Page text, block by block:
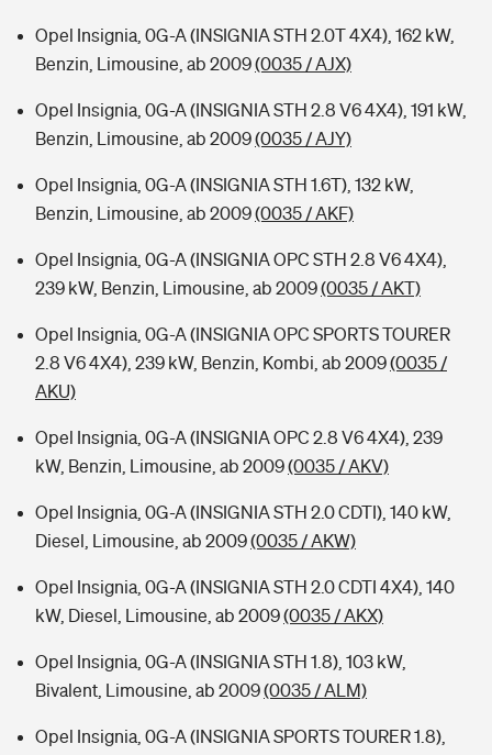
Opel Insignia, 0G-A (INSIGNIA STH 2.0T 4X4), 162 kW,
Benzin, Limousine, ab 2009(0035 / AJX)
Opel Insignia, 0G-A (INSIGNIA STH 2.8 V6 4X4), 191 kW,
Benzin, Limousine, ab 2009(0035 / AJY)
Opel Insignia, 0G-A (INSIGNIA STH 1.6T), 132 kW,
Benzin, Limousine, ab 2009(0035 / AKF)
Opel Insignia, 0G-A (INSIGNIA OPC STH 2.8 V6 4X4),
239 kW, Benzin, Limousine, ab 2009(0035 / AKT)
Opel Insignia, 0G-A (INSIGNIA OPC SPORTS TOURER
2.8 V6 4X4), 239 kW, Benzin, Kombi, ab 2009(0035 /
AKU)
Opel Insignia, 0G-A (INSIGNIA OPC 2.8 V6 4X4), 239
kW, Benzin, Limousine, ab 2009(0035 / AKV)
Opel Insignia, 0G-A (INSIGNIA STH 2.0 CDTI), 140 kW,
Diesel, Limousine, ab 2009(0035 / AKW)
Opel Insignia, 0G-A (INSIGNIA STH 2.0 CDTI 4X4), 140
kW, Diesel, Limousine, ab 2009(0035 / AKX)
Opel Insignia, 0G-A (INSIGNIA STH 1.8), 103 kW,
Bivalent, Limousine, ab 2009(0035 / ALM)
Opel Insignia, 0G-A (INSIGNIA SPORTS TOURER 1.8),